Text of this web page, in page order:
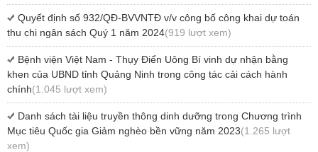
Quyết định số 932/QĐ-BVVNTĐ v/v công bố công khai dự toán
thu chi ngân sách Quý 1 năm 2024(919 lượt xem)
Bệnh viện Việt Nam - Thụy Điển Uông Bí vinh dự nhận bằng
khen của UBND tỉnh Quảng Ninh trong công tác cải cách hành
chính(1.045 lượt xem)
Danh sách tài liệu truyền thông dinh dưỡng trong Chương trình
Mục tiêu Quốc gia Giảm nghèo bền vững năm 2023(1.265 lượt
xem)